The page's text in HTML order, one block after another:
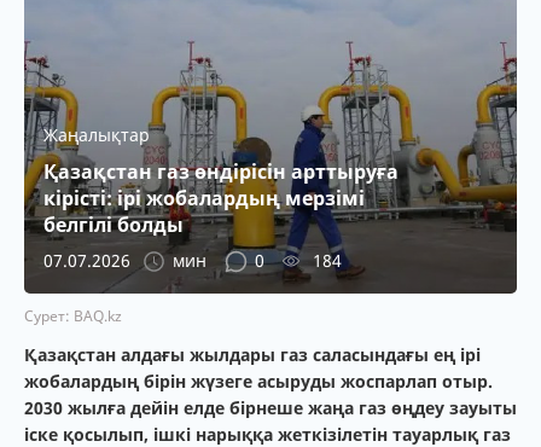
Жаңалықтар
Қазақстан газ өндірісін арттыруға
кірісті: ірі жобалардың мерзімі
белгілі болды
07.07.2026 мин 0 184
Сурет: BAQ.kz
Қазақстан алдағы жылдары газ саласындағы ең ірі
жобалардың бірін жүзеге асыруды жоспарлап отыр.
2030 жылға дейін елде бірнеше жаңа газ өңдеу зауыты
іске қосылып, ішкі нарыққа жеткізілетін тауарлық газ